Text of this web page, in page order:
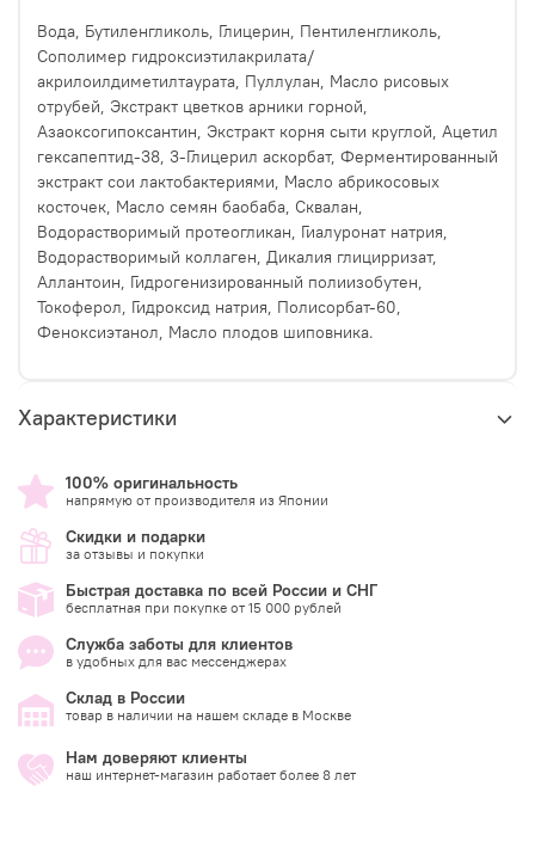
Вода, Бутиленгликоль, Глицерин, Пентиленгликоль,
Сополимер гидроксиэтилакрилата/
акрилоилдиметилтаурата, Пуллулан, Масло рисовых
отрубей, Экстракт цветков арники горной,
Азаоксогипоксантин, Экстракт корня сыти круглой, Ацетил
гексапептид-38, 3-Глицерил аскорбат, Ферментированный
экстракт сои лактобактериями, Масло абрикосовых
косточек, Масло семян баобаба, Сквалан,
Водорастворимый протеогликан, Гиалуронат натрия,
Водорастворимый коллаген, Дикалия глицирризат,
Аллантоин, Гидрогенизированный полиизобутен,
Токоферол, Гидроксид натрия, Полисорбат-60,
Феноксиэтанол, Масло плодов шиповника.
Характеристики
100% оригинальность
напрямую от производителя из Японии
Скидки и подарки
за отзывы и покупки
Быстрая доставка по всей России и СНГ
бесплатная при покупке от 15 000 рублей
Служба заботы для клиентов
в удобных для вас мессенджерах
Склад в России
товар в наличии на нашем складе в Москве
Нам доверяют клиенты
наш интернет-магазин работает более 8 лет